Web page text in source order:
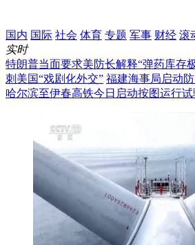
国内 国际 社会 体育 专题 军事 财经 滚
实时
特朗普当面要求美防长解释“弹药库存
刺美国“戏剧化外交” 福建海事局启动
哈尔滨至伊春高铁今日启动按图运行试